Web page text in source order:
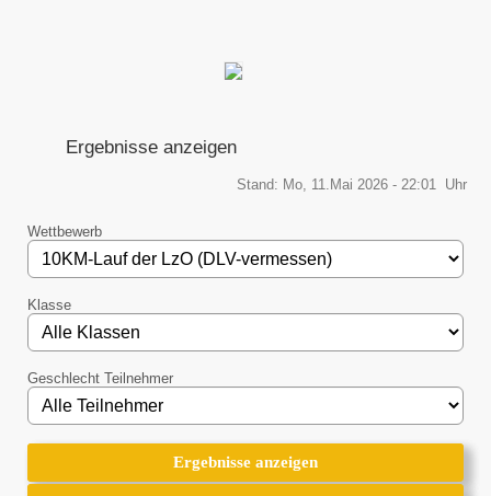
Ergebnisse anzeigen
Stand: Mo, 11.Mai 2026 - 22:01 Uhr
Wettbewerb
Klasse
Geschlecht Teilnehmer
Ergebnisse anzeigen
Ergebnisse anzeigen